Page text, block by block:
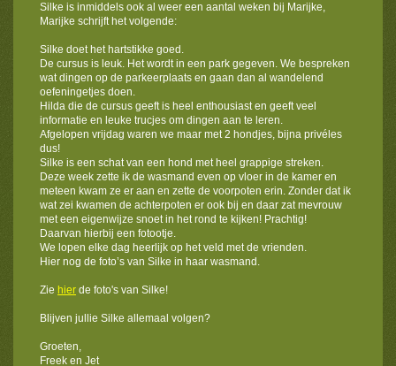
Silke is inmiddels ook al weer een aantal weken bij Marijke,
Marijke schrijft het volgende:
Silke doet het hartstikke goed.
De cursus is leuk. Het wordt in een park gegeven. We bespreken
wat dingen op de parkeerplaats en gaan dan al wandelend
oefeningetjes doen.
Hilda die de cursus geeft is heel enthousiast en geeft veel
informatie en leuke trucjes om dingen aan te leren.
Afgelopen vrijdag waren we maar met 2 hondjes, bijna privéles
dus!
Silke is een schat van een hond met heel grappige streken.
Deze week zette ik de wasmand even op vloer in de kamer en
meteen kwam ze er aan en zette de voorpoten erin. Zonder dat ik
wat zei kwamen de achterpoten er ook bij en daar zat mevrouw
met een eigenwijze snoet in het rond te kijken! Prachtig!
Daarvan hierbij een fotootje.
We lopen elke dag heerlijk op het veld met de vrienden.
Hier nog de foto’s van Silke in haar wasmand.
Zie hier de foto's van Silke!
Blijven jullie Silke allemaal volgen?
Groeten,
Freek en Jet